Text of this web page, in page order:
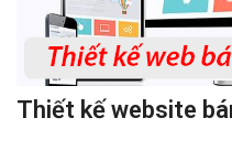
Thiết kế website